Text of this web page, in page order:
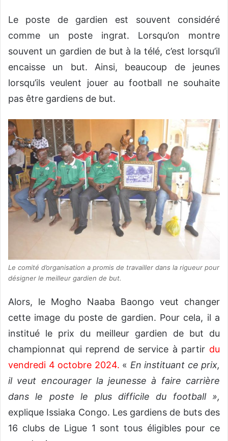
Le poste de gardien est souvent considéré
comme un poste ingrat. Lorsqu’on montre
souvent un gardien de but à la télé, c’est lorsqu’il
encaisse un but. Ainsi, beaucoup de jeunes
lorsqu’ils veulent jouer au football ne souhaite
pas être gardiens de but.
Le comité d’organisation a promis de travailler dans la rigueur pour
désigner le meilleur gardien de but.
Alors, le Mogho Naaba Baongo veut changer
cette image du poste de gardien. Pour cela, il a
institué le prix du meilleur gardien de but du
championnat qui reprend de service à partir du
vendredi 4 octobre 2024. « En instituant ce prix,
il veut encourager la jeunesse à faire carrière
dans le poste le plus difficile du football »,
explique Issiaka Congo. Les gardiens de buts des
16 clubs de Ligue 1 sont tous éligibles pour ce